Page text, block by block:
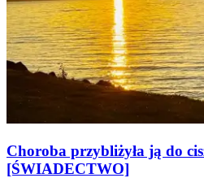
Choroba przybliżyła ją do
[ŚWIADECTWO]